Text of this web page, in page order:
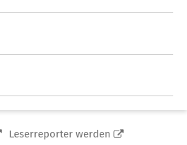
Leserreporter werden